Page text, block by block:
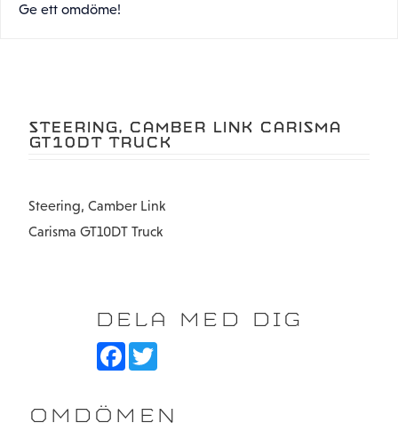
Ge ett omdöme!
STEERING, CAMBER LINK CARISMA
GT10DT TRUCK
Steering, Camber Link
Carisma GT10DT Truck
DELA MED DIG
F
b
o
T
t
e
OMDÖMEN